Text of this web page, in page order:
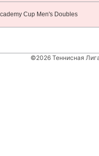
Cup Men's Doubles
©2026 Теннисная